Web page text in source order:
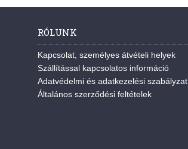
RÓLUNK
Kapcsolat, személyes átvételi helyek
Szállítással kapcsolatos információ
Adatvédelmi és adatkezelési szabályzat
Általános szerződési feltételek